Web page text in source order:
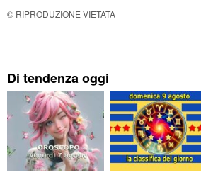
© RIPRODUZIONE VIETATA
Di tendenza oggi